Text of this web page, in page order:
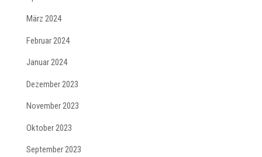
März 2024
Februar 2024
Januar 2024
Dezember 2023
November 2023
Oktober 2023
September 2023